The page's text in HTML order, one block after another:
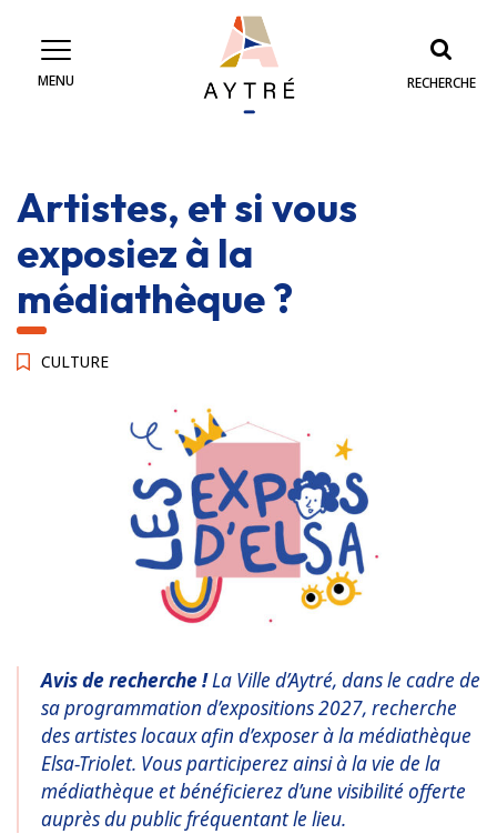
MENU RECHERCHE
Artistes, et si vous
exposiez à la
médiathèque ?
CULTURE
Avis de recherche !La Ville d’Aytré, dans le cadre de
sa programmation d’expositions 2027, recherche
des artistes locaux afin d’exposer à la médiathèque
Elsa-Triolet. Vous participerez ainsi à la vie de la
médiathèque et bénéficierez d’une visibilité offerte
auprès du public fréquentant le lieu.